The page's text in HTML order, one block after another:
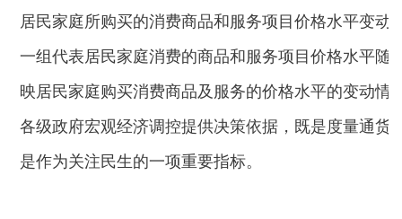
居民家庭所购买的消费商品和服务项目价格水平变动
一组代表居民家庭消费的商品和服务项目价格水平随
映居民家庭购买消费商品及服务的价格水平的变动情
各级政府宏观经济调控提供决策依据，既是度量通货
是作为关注民生的一项重要指标。